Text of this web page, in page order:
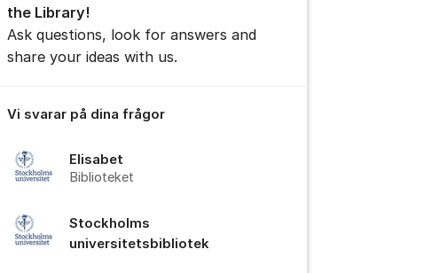
the Library!
Ask questions, look for answers and
share your ideas with us.
Vi svarar på dina frågor
Elisabet
Biblioteket
Stockholms
universitetsbibliotek